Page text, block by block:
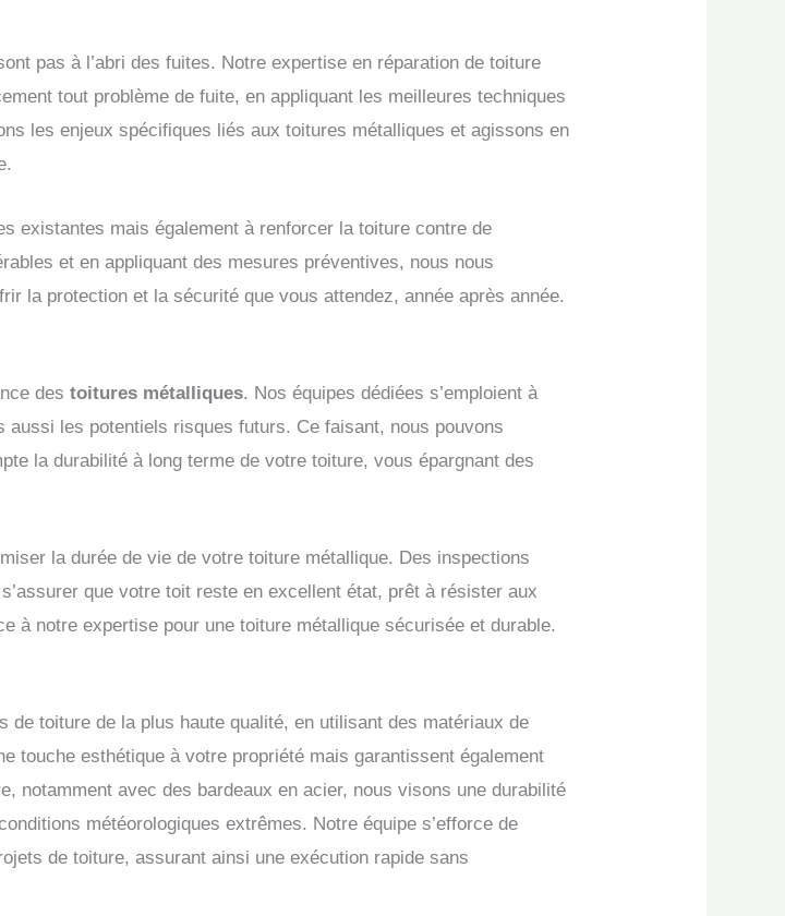
pas à l’abri des fuites. Notre expertise en réparation de toiture
tout problème de fuite, en appliquant les meilleures techniques
les enjeux spécifiques liés aux toitures métalliques et agissons en
existantes mais également à renforcer la toiture contre de
et en appliquant des mesures préventives, nous nous
la protection et la sécurité que vous attendez, année après année.
destoitures métalliques. Nos équipes dédiées s’emploient à
les potentiels risques futurs. Ce faisant, nous pouvons
la durabilité à long terme de votre toiture, vous épargnant des
la durée de vie de votre toiture métallique. Des inspections
que votre toit reste en excellent état, prêt à résister aux
à notre expertise pour une toiture métallique sécurisée et durable.
toiture de la plus haute qualité, en utilisant des matériaux de
touche esthétique à votre propriété mais garantissent également
notamment avec des bardeaux en acier, nous visons une durabilité
météorologiques extrêmes. Notre équipe s’efforce de
de toiture, assurant ainsi une exécution rapide sans